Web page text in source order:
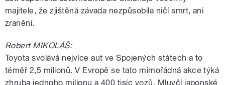
majitele, že zjištěná závada nezpůsobila ničí smrt, ani
zranění.
Robert MIKOLÁŠ:
Toyota svolává nejvíce aut ve Spojených státech a to
téměř 2,5 milionů. V Evropě se tato mimořádná akce týká
zhruba jednoho milionu a 400 tisíc vozů. Mluvčí japonské